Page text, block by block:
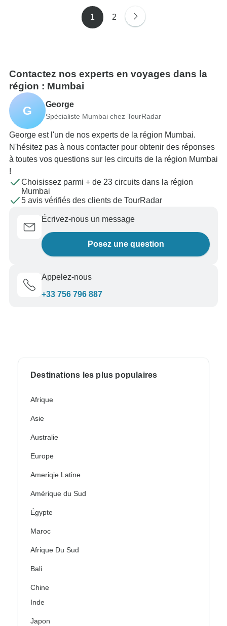
1 2
Contactez nos experts en voyages dans la
région : Mumbai
G George
Spécialiste Mumbai chez TourRadar
George est l'un de nos experts de la région Mumbai.
N'hésitez pas à nous contacter pour obtenir des réponses
à toutes vos questions sur les circuits de la région Mumbai
!
Choisissez parmi + de 23 circuits dans la région
Mumbai
5 avis vérifiés des clients de TourRadar
Écrivez-nous un message
Posez une question
Appelez-nous
+33 756 796 887
Destinations les plus populaires
Afrique
Asie
Australie
Europe
Ameriqie Latine
Amérique du Sud
Égypte
Maroc
Afrique Du Sud
Bali
Chine
Inde
Japon